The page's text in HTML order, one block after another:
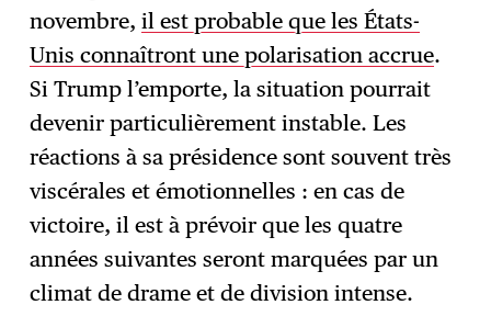
novembre,il est probable que les États-
Unis connaîtront une polarisation accrue.
Si Trump l’emporte, la situation pourrait
devenir particulièrement instable. Les
réactions à sa présidence sont souvent très
viscérales et émotionnelles : en cas de
victoire, il est à prévoir que les quatre
années suivantes seront marquées par un
climat de drame et de division intense.